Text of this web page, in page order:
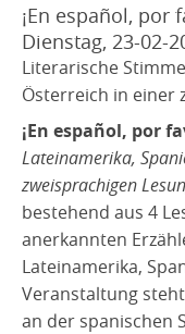
¡En español, por
Dienstag, 23-02-
Literarische
Österreich in einer
¡En español, por
Lateinamerika,
zweisprachigen
bestehend aus 4
anerkannten
Lateinamerika,
Veranstaltung
an der spanischen